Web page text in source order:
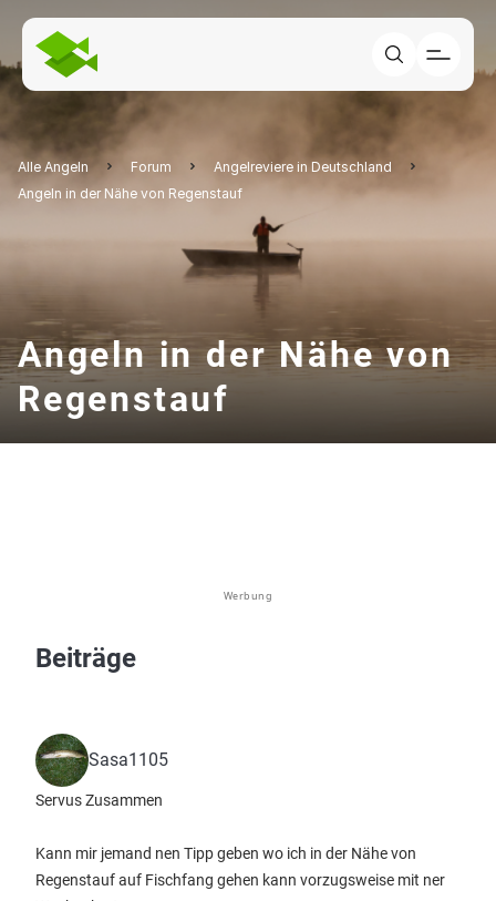
Alle Angeln Forum
Angelreviere in Deutschland
Angeln in der Nähe von Regenstauf
Angeln in der Nähe von
Regenstauf
Werbung
Beiträge
Sasa1105
Servus Zusammen
Kann mir jemand nen Tipp geben wo ich in der Nähe von
Regenstauf auf Fischfang gehen kann vorzugsweise mit ner